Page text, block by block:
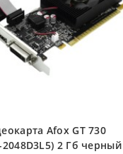
Afox GT 730
2048D3L5) 2 Гб черный